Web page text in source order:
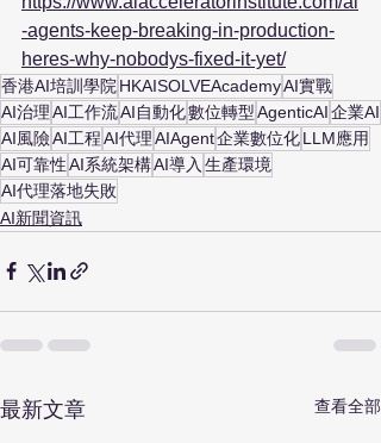
-agents-keep-breaking-in-production-
heres-why-nobodys-fixed-it-yet/
香港AI培訓學院 HKAISOLVEAcademyAI實戰
AI治理AI工作流AI自動化數位轉型AgenticAI企業AI
AI風險AI工程AI代理AIAgent企業數位化LLM應用
AI可靠性AI系統架構AI導入 生產環境
AI代理落地失敗
AI新聞資訊
最新文章 查看全部